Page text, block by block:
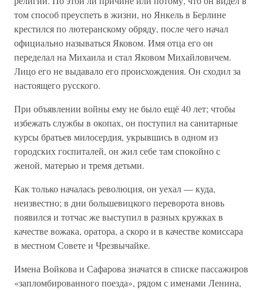
том способ преуспеть в жизни, но Янкель в Берлине
крестился по лютеранскому обряду, после чего начал
официально называться Яковом. Имя отца его он
переделал на Михаила и стал Яковом Михайловичем.
Лицо его не выдавало его происхождения. Он сходил за
настоящего русского.
При объявлении войны ему не было ещё 40 лет; чтобы
избежать службы в окопах, он поступил на санитарные
курсы братьев милосердия, укрывшись в одном из
городских госпиталей, он жил себе там спокойно с
женой, матерью и тремя детьми.
Как только началась революция, он уехал — куда,
неизвестно; в дни большевицкого переворота вновь
появился и тотчас же выступил в разных кружках в
качестве вожака, оратора, а скоро и в качестве комиссара
в местном Совете и Чрезвычайке.
Имена Войкова и Сафарова значатся в списке пассажиров
«запломбированного поезда», рядом с именами Ленина,